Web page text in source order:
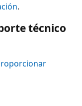
.
técnico